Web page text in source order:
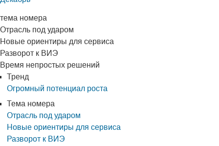
тема номера
Отрасль под ударом
Новые ориентиры для сервиса
Разворот к ВИЭ
Время непростых решений
Тренд
Огромный потенциал роста
Тема номера
Отрасль под ударом
Новые ориентиры для сервиса
Разворот к ВИЭ